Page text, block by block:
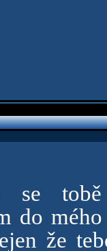
se
do
že